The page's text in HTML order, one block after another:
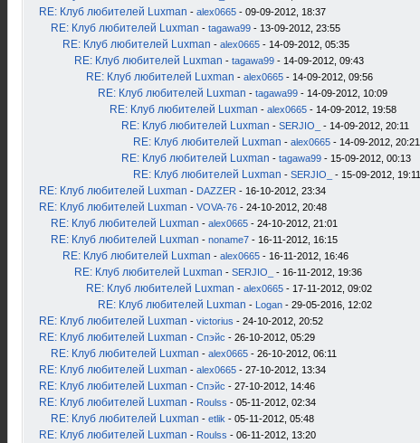
RE: Клуб любителей Luxman - alex0665 - 09-09-2012, 18:37
RE: Клуб любителей Luxman - tagawa99 - 13-09-2012, 23:55
RE: Клуб любителей Luxman - alex0665 - 14-09-2012, 05:35
RE: Клуб любителей Luxman - tagawa99 - 14-09-2012, 09:43
RE: Клуб любителей Luxman - alex0665 - 14-09-2012, 09:56
RE: Клуб любителей Luxman - tagawa99 - 14-09-2012, 10:09
RE: Клуб любителей Luxman - alex0665 - 14-09-2012, 19:58
RE: Клуб любителей Luxman - SERJIO_ - 14-09-2012, 20:11
RE: Клуб любителей Luxman - alex0665 - 14-09-2012, 20:21
RE: Клуб любителей Luxman - tagawa99 - 15-09-2012, 00:13
RE: Клуб любителей Luxman - SERJIO_ - 15-09-2012, 19:11
RE: Клуб любителей Luxman - DAZZER - 16-10-2012, 23:34
RE: Клуб любителей Luxman - VOVA-76 - 24-10-2012, 20:48
RE: Клуб любителей Luxman - alex0665 - 24-10-2012, 21:01
RE: Клуб любителей Luxman - noname7 - 16-11-2012, 16:15
RE: Клуб любителей Luxman - alex0665 - 16-11-2012, 16:46
RE: Клуб любителей Luxman - SERJIO_ - 16-11-2012, 19:36
RE: Клуб любителей Luxman - alex0665 - 17-11-2012, 09:02
RE: Клуб любителей Luxman - Logan - 29-05-2016, 12:02
RE: Клуб любителей Luxman - victorius - 24-10-2012, 20:52
RE: Клуб любителей Luxman - Спэйс - 26-10-2012, 05:29
RE: Клуб любителей Luxman - alex0665 - 26-10-2012, 06:11
RE: Клуб любителей Luxman - alex0665 - 27-10-2012, 13:34
RE: Клуб любителей Luxman - Спэйс - 27-10-2012, 14:46
RE: Клуб любителей Luxman - Roulss - 05-11-2012, 02:34
RE: Клуб любителей Luxman - etlik - 05-11-2012, 05:48
RE: Клуб любителей Luxman - Roulss - 06-11-2012, 13:20